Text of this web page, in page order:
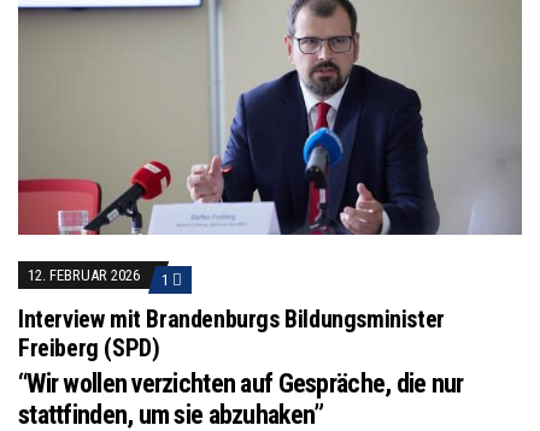
12. FEBRUAR 2026 1
Interview mit Brandenburgs Bildungsminister
Freiberg (SPD)
“Wir wollen verzichten auf Gespräche, die nur
stattfinden, um sie abzuhaken”